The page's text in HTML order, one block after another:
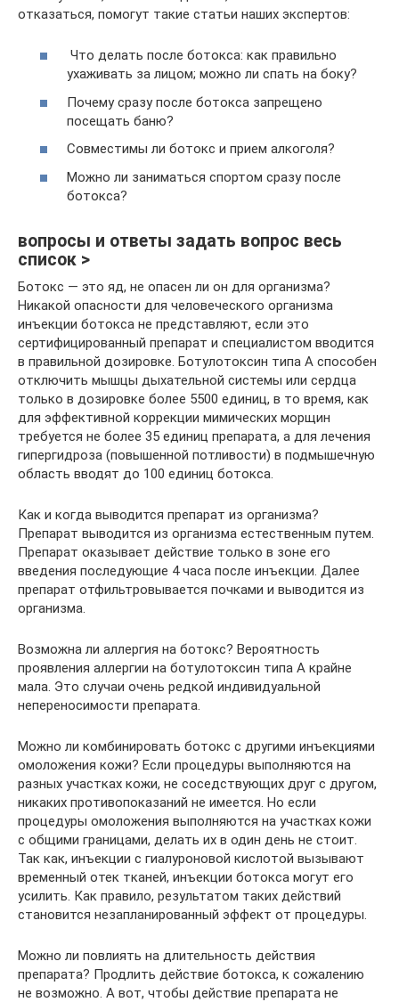
отказаться, помогут такие статьи наших экспертов:
Что делать после ботокса: как правильно
ухаживать за лицом; можно ли спать на боку?
Почему сразу после ботокса запрещено
посещать баню?
Совместимы ли ботокс и прием алкоголя?
Можно ли заниматься спортом сразу после
ботокса?
вопросы и ответы задать вопрос весь
список >
Ботокс — это яд, не опасен ли он для организма?
Никакой опасности для человеческого организма
инъекции ботокса не представляют, если это
сертифицированный препарат и специалистом вводится
в правильной дозировке. Ботулотоксин типа А способен
отключить мышцы дыхательной системы или сердца
только в дозировке более 5500 единиц, в то время, как
для эффективной коррекции мимических морщин
требуется не более 35 единиц препарата, а для лечения
гипергидроза (повышенной потливости) в подмышечную
область вводят до 100 единиц ботокса.
Как и когда выводится препарат из организма?
Препарат выводится из организма естественным путем.
Препарат оказывает действие только в зоне его
введения последующие 4 часа после инъекции. Далее
препарат отфильтровывается почками и выводится из
организма.
Возможна ли аллергия на ботокс? Вероятность
проявления аллергии на ботулотоксин типа А крайне
мала. Это случаи очень редкой индивидуальной
непереносимости препарата.
Можно ли комбинировать ботокс с другими инъекциями
омоложения кожи? Если процедуры выполняются на
разных участках кожи, не соседствующих друг с другом,
никаких противопоказаний не имеется. Но если
процедуры омоложения выполняются на участках кожи
с общими границами, делать их в один день не стоит.
Так как, инъекции с гиалуроновой кислотой вызывают
временный отек тканей, инъекции ботокса могут его
усилить. Как правило, результатом таких действий
становится незапланированный эффект от процедуры.
Можно ли повлиять на длительность действия
препарата? Продлить действие ботокса, к сожалению
не возможно. А вот, чтобы действие препарата не